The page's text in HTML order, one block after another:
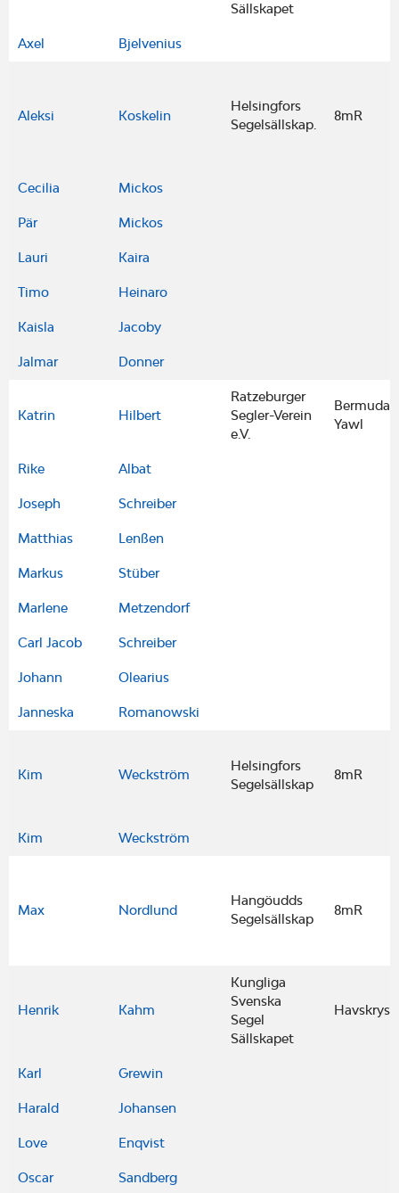
Sällskapet
Axel Bjelvenius
Aleksi Koskelin
Helsingfors
Segelsällskap.
8mR
Cecilia Mickos
Pär Mickos
Lauri Kaira
Timo Heinaro
Kaisla Jacoby
Jalmar Donner
Katrin Hilbert
Ratzeburger
Segler-Verein
e.V.
Bermuda
Yawl
Rike Albat
Joseph Schreiber
Matthias Lenßen
Markus Stüber
Marlene Metzendorf
Carl Jacob Schreiber
Johann Olearius
Janneska Romanowski
Kim Weckström
Helsingfors
Segelsällskap
8mR
Kim Weckström
Max Nordlund
Hangöudds
Segelsällskap
8mR
Henrik Kahm
Kungliga
Svenska
Segel
Sällskapet
Karl Grewin
Harald Johansen
Love Enqvist
Oscar Sandberg